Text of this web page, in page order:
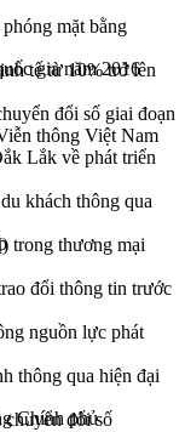
mặt bằng
tế từ 10% trở lên
đổi số giai đoạn
thông Việt Nam
Lắk về phát triển
khách thông qua
trong thương mại
đổi thông tin trước
nguồn lực phát
thông qua hiện đại
chuyển đổi số
gia năm 2016
Chính phủ